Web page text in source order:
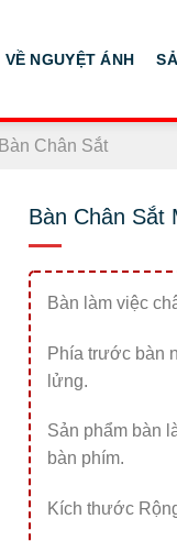
VỀ NGUYỆT ÁNH
Bàn Chân Sắt
Bàn Chân Sắt
Bàn làm việc
Phía trước bàn
lửng.
Sản phẩm bàn
bàn phím.
Kích thước